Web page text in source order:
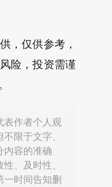
，仅供参考，
险，投资需谨
表作者个人观
限于文字、
内容的准确
、及时性、
一时间告知删